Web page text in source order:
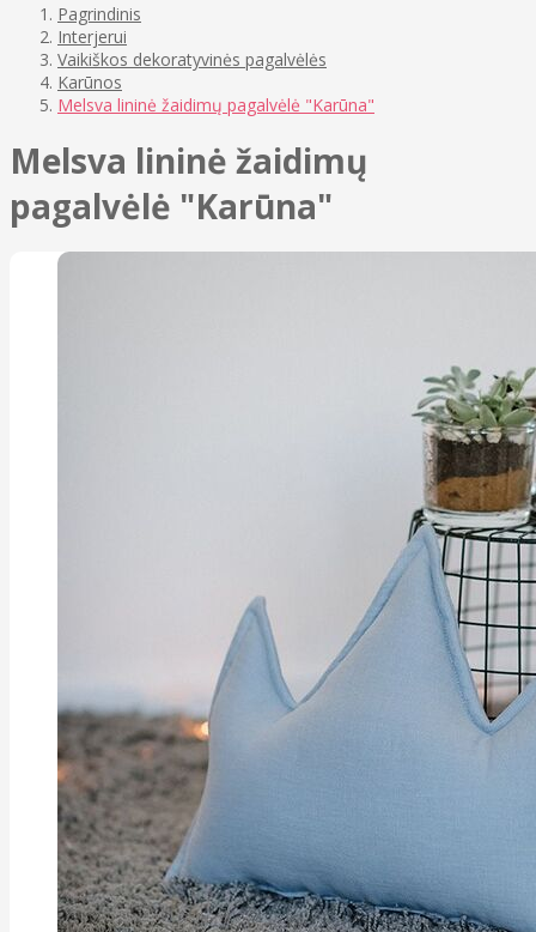
Pagrindinis
Interjerui
Vaikiškos dekoratyvinės pagalvėlės
Karūnos
Melsva lininė žaidimų pagalvėlė "Karūna"
Melsva lininė žaidimų
pagalvėlė "Karūna"